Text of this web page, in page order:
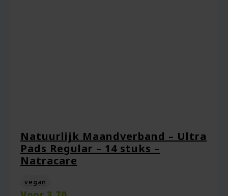
Natuurlijk Maandverband – Ultra
Pads Regular – 14 stuks –
Natracare
vegan